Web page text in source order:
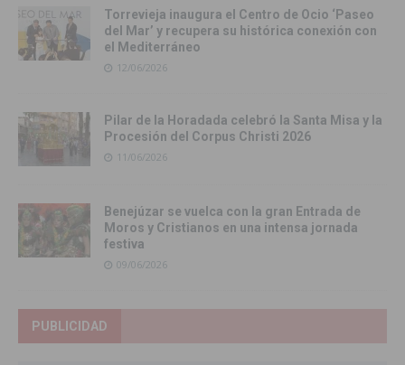
Torrevieja inaugura el Centro de Ocio ‘Paseo
del Mar’ y recupera su histórica conexión con
el Mediterráneo
12/06/2026
Pilar de la Horadada celebró la Santa Misa y la
Procesión del Corpus Christi 2026
11/06/2026
Benejúzar se vuelca con la gran Entrada de
Moros y Cristianos en una intensa jornada
festiva
09/06/2026
PUBLICIDAD